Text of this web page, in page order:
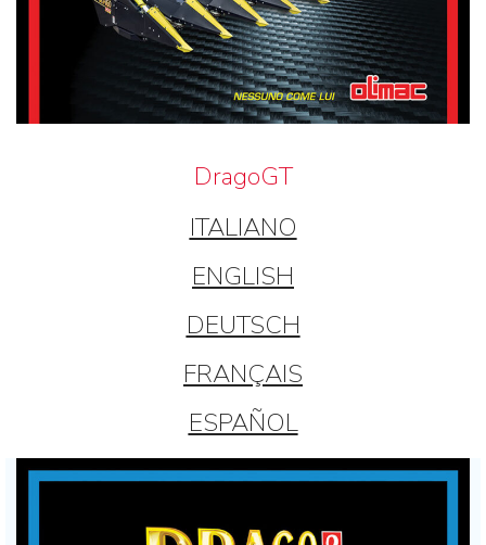
DragoGT
ITALIANO
ENGLISH
DEUTSCH
FRANÇAIS
ESPAÑOL